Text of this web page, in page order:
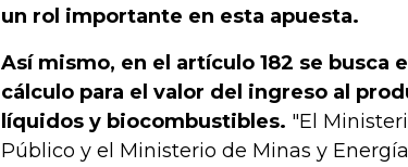
un rol importante en esta apuesta.
Así mismo, en el artículo 182 se busca
cálculo para el valor del ingreso al
líquidos y biocombustibles. "El
Público y el Ministerio de Minas y